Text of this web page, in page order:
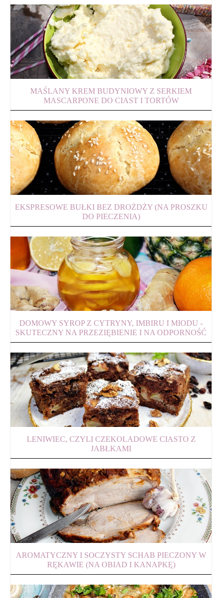
MAŚLANY KREM BUDYNIOWY Z SERKIEM
MASCARPONE DO CIAST I TORTÓW
EKSPRESOWE BUŁKI BEZ DROŻDŻY (NA PROSZKU
DO PIECZENIA)
DOMOWY SYROP Z CYTRYNY, IMBIRU I MIODU -
SKUTECZNY NA PRZEZIĘBIENIE I NA ODPORNOŚĆ
LENIWIEC, CZYLI CZEKOLADOWE CIASTO Z
JABŁKAMI
AROMATYCZNY I SOCZYSTY SCHAB PIECZONY W
RĘKAWIE (NA OBIAD I KANAPKĘ)